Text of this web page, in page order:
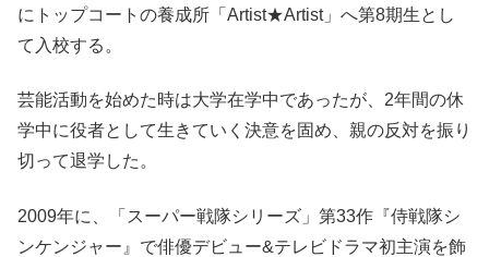
にトップコートの養成所「Artist★Artist」へ第8期生とし
て入校する。
芸能活動を始めた時は大学在学中であったが、2年間の休
学中に役者として生きていく決意を固め、親の反対を振り
切って退学した。
2009年に、「スーパー戦隊シリーズ」第33作『侍戦隊シ
ンケンジャー』で俳優デビュー&テレビドラマ初主演を飾